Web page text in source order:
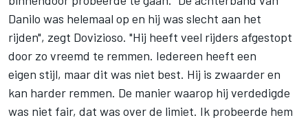
Danilo was helemaal op en hij was slecht aan het
rijden", zegt Dovizioso. "Hij heeft veel rijders afgestopt
door zo vreemd te remmen. Iedereen heeft een
eigen stijl, maar dit was niet best. Hij is zwaarder en
kan harder remmen. De manier waarop hij verdedigde
was niet fair, dat was over de limiet. Ik probeerde hem